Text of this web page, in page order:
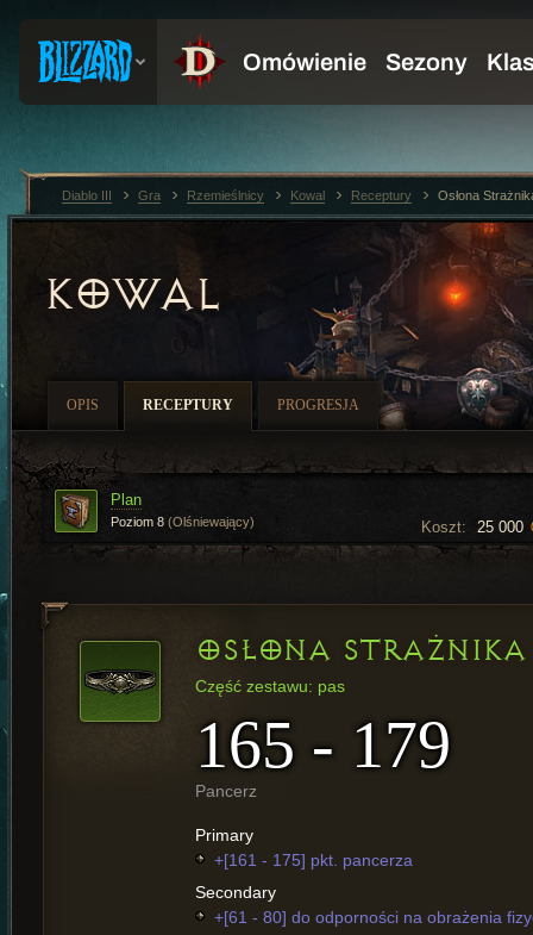
KOWAL
OPIS RECEPTURY PROGRESJA
Koszt: 25 000
Plan
Poziom 8 (Olśniewający)
OSŁONA STRAŻNIKA
Część zestawu: pas
165 - 179
Pancerz
Primary
+[161 - 175] pkt. pancerza
Secondary
+[61 - 80] do odporności na obrażenia
Diablo III Gra Rzemieślnicy Kowal Receptury Osłona